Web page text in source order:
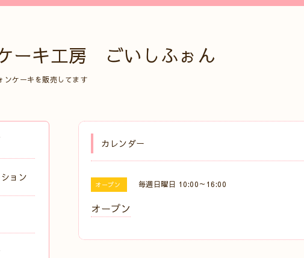
ーキ工房 ごいしふぉん
ンケーキを販売してます
カレンダー
オープン 毎週日曜日 10:00～16:00
オープン
ョン